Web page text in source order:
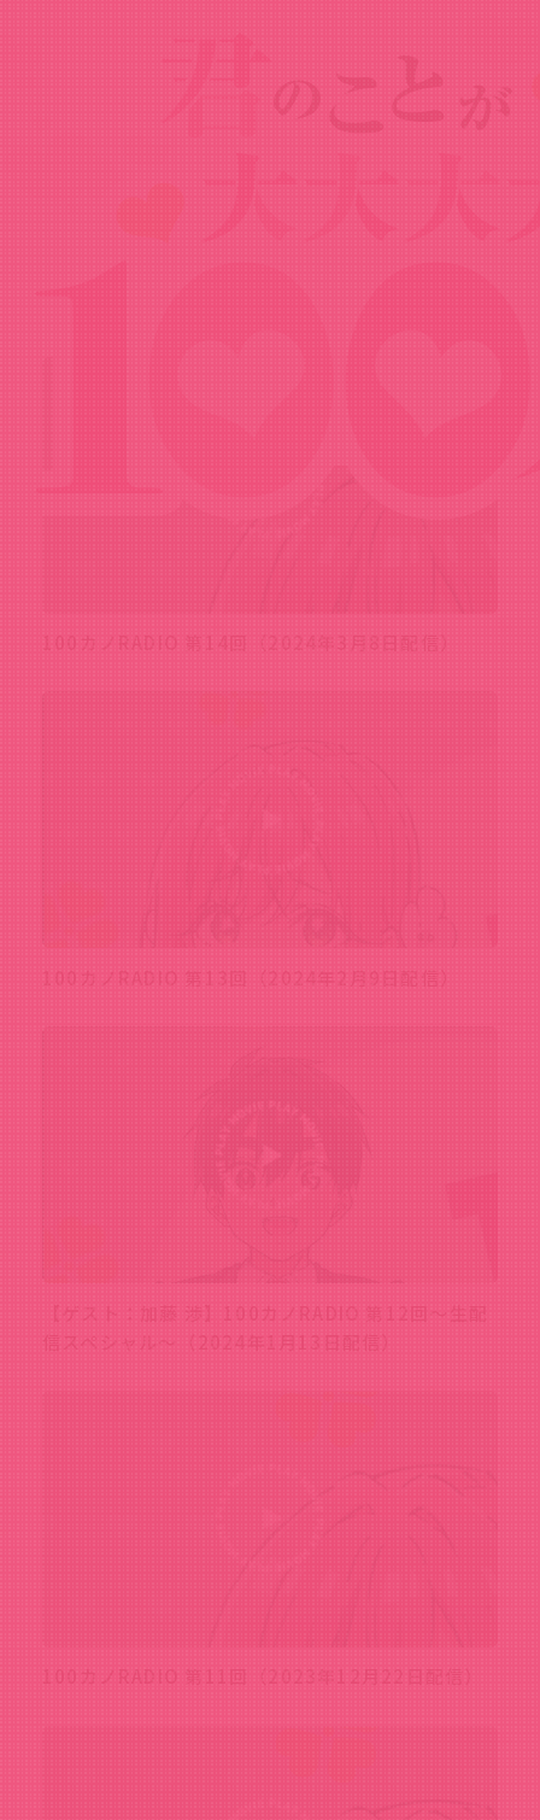
Radio
100カノRADIO 第14回（2024年3月8日配信）
100カノRADIO 第13回（2024年2月9日配信）
【ゲスト：加藤 渉】100カノRADIO 第12回～生配
信スペシャル～（2024年1月13日配信）
100カノRADIO 第11回（2023年12月22日配信）